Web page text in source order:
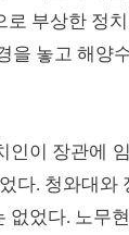
부상한 정
놓고 해양
이 장관에
. 청와대와
었다. 노무